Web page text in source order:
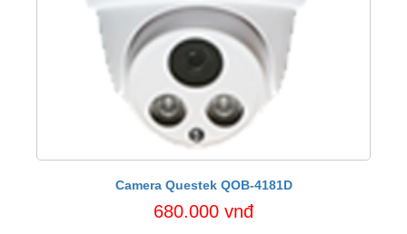
Camera Questek QOB-4181D
680.000 vnđ